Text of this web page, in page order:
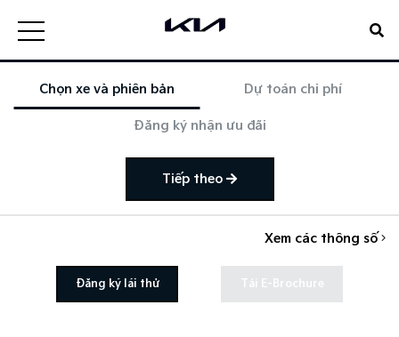
Chọn xe và phiên bản Dự toán chi phí
Đăng ký nhận ưu đãi
Tiếp theo
Xem các thông số
Đăng ký lái thử Tải E-Brochure